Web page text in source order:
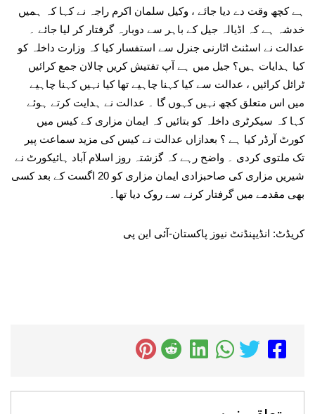
ہے کچھ وقت دے دیا جائے ، وکیل سلمان اکرم راجہ نے کہا کہ ہمیں
خدشہ ہے کہ اڈیالہ جیل کے باہر سے دوبارہ گرفتار کر لیا جائے ۔
عدالت نے اسٹنٹ اٹارنی جنرل سے استفسار کیا کہ وزارت داخلہ کو
کیا ہدایات ہیں؟ جیل میں ہے آپ تفتیش کریں چالان جمع کرائیں
ٹرائل کرائیں ، عدالت سے کیا کہنا چاہیے تھا کیا نہیں کہنا چاہیے
میں اس متعلق کچھ نہیں کہوں گا ۔ عدالت نے ہدایت کرتے ہوئے
کہا کہ سیکرٹری داخلہ کو بتائیں کہ ایمان مزاری کے کیس میں
کورٹ آرڈر کیا ہے ؟ بعدازاں عدالت نے کیس کی مزید سماعت پیر
تک ملتوی کردی ۔ واضح رہے کہ گزشتہ روز اسلام آباد ہائیکورٹ نے
شیریں مزاری کی صاحبزادی ایمان مزاری کو 20 اگست کے بعد کسی
بھی مقدمے میں گرفتار کرنے سے روک دیا تھا۔
کریڈٹ: انڈیپنڈنٹ نیوز پاکستان-آئی این پی